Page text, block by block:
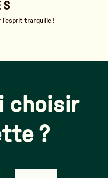
l'esprit tranquille !
choisir
?